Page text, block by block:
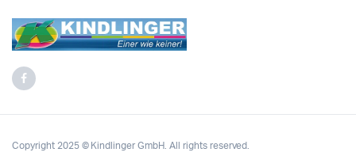
Copyright 2025 © Kindlinger GmbH. All rights reserved.